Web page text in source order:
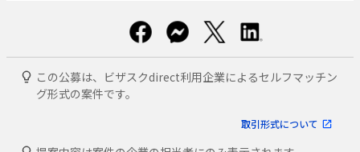
この公募は、ビザスクdirect利用企業によるセルフマッチン
グ形式の案件です。
取引形式について